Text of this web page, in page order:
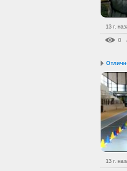
13 г.
0
13 г.